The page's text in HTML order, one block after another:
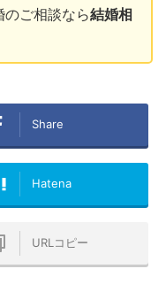
ご相談なら結婚相
Share
Hatena
URLコピー